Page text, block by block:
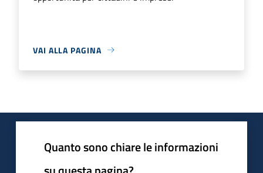
VAI ALLA PAGINA
Quanto sono chiare le informazioni